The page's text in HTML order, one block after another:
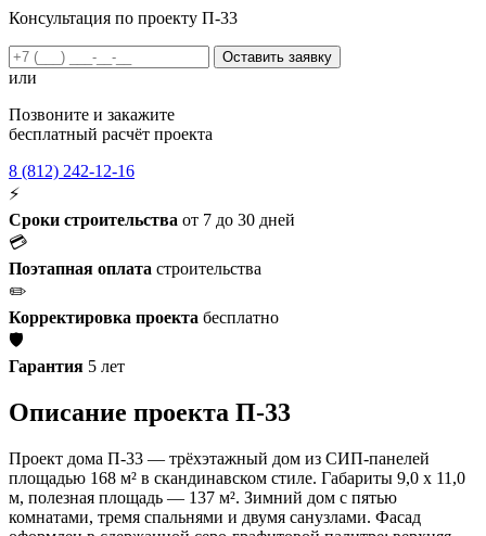
Консультация по проекту П-33
Оставить заявку
или
Позвоните и закажите
бесплатный расчёт проекта
8 (812) 242-12-16
⚡
Сроки строительства от 7 до 30 дней
💳
Поэтапная оплата строительства
✏️
Корректировка проекта бесплатно
🛡️
Гарантия 5 лет
Описание проекта П-33
Проект дома П-33 — трёхэтажный дом из СИП-панелей
площадью 168 м² в скандинавском стиле. Габариты 9,0 x 11,0
м, полезная площадь — 137 м². Зимний дом с пятью
комнатами, тремя спальнями и двумя санузлами. Фасад